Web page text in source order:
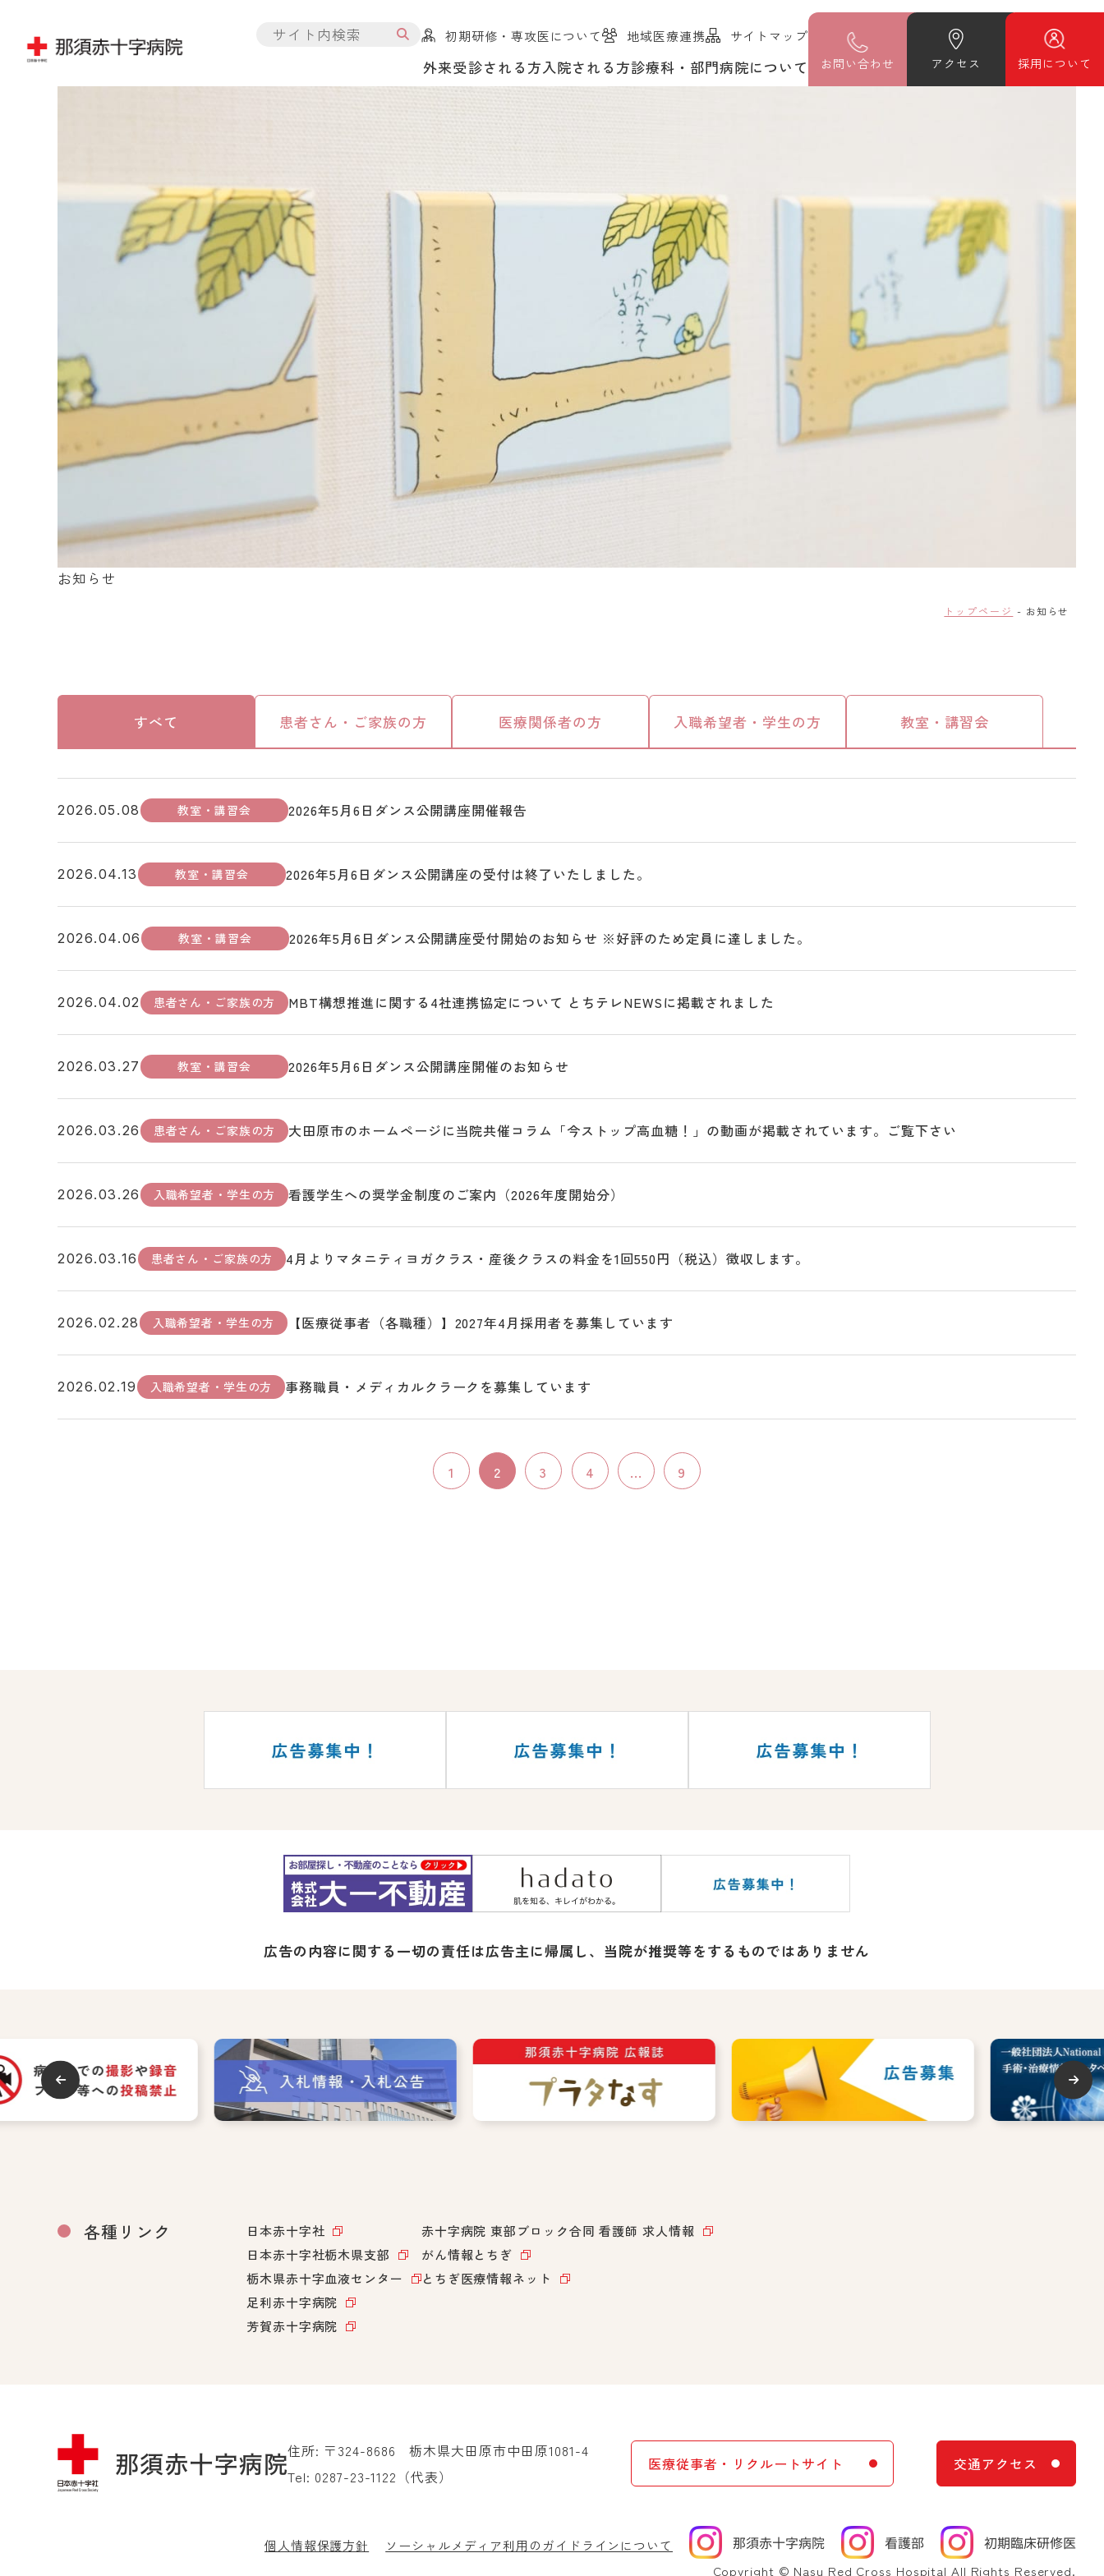
初期研修・専攻医について 地域医療連携 サイトマップ
外来受診される方入院される方診療科・部門病院について お問い合わせ アクセス 採用について
お知らせ
トップページ お知らせ
すべて 患者さん・ご家族の方 医療関係者の方 入職希望者・学生の方 教室・講習会
2026.05.08 教室・講習会 2026年5月6日ダンス公開講座開催報告
2026.04.13 教室・講習会 2026年5月6日ダンス公開講座の受付は終了いたしました。
2026.04.06 教室・講習会 2026年5月6日ダンス公開講座受付開始のお知らせ ※好評のため定員に達しました。
2026.04.02 患者さん・ご家族の方 MBT構想推進に関する4社連携協定について とちテレNEWSに掲載されました
2026.03.27 教室・講習会 2026年5月6日ダンス公開講座開催のお知らせ
2026.03.26 患者さん・ご家族の方 大田原市のホームページに当院共催コラム「今ストップ高血糖！」の動画が掲載されています。ご覧下さい
2026.03.26 入職希望者・学生の方 看護学生への奨学金制度のご案内（2026年度開始分）
2026.03.16 患者さん・ご家族の方 4月よりマタニティヨガクラス・産後クラスの料金を1回550円（税込）徴収します。
2026.02.28 入職希望者・学生の方 【医療従事者（各職種）】2027年4月採用者を募集しています
2026.02.19 入職希望者・学生の方 事務職員・メディカルクラークを募集しています
1 2 3 4 ... 9
広告の内容に関する一切の責任は広告主に帰属し、 当院が推奨等をするものではありません
各種リンク
日本赤十字社
日本赤十字社栃木県支部
栃木県赤十字血液センター
足利赤十字病院
芳賀赤十字病院
赤十字病院 東部ブロック合同看護師 求人情報
がん情報とちぎ
とちぎ医療情報ネット
住所: 〒324-8686栃木県大田原市中田原1081-4
Tel: 0287-23-1122 （代表）
医療従事者・リクルートサイト 交通アクセス
個人情報保護方針
ソーシャルメディア利用のガイドラインについて
Copyright © Nasu Red Cross Hospital All Rights Reserved.